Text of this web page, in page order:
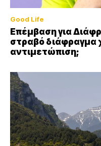
Good Life
Επέμβαση για
στραβό διάφραγμα
αντιμετώπιση;